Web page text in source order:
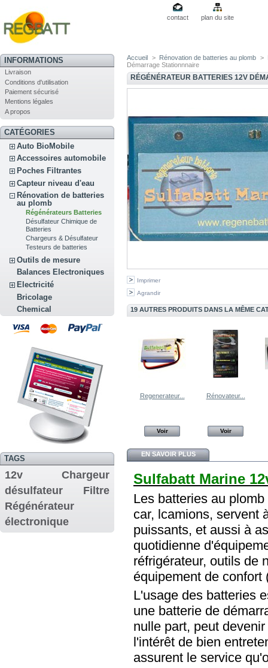
contact plan du site
INFORMATIONS
Livraison
Conditions d'utilisation
Paiement sécurisé
Mentions légales
A propos
CATÉGORIES
Auto BioMobile
Accessoires automobile
Poches Filtrantes
Capteur niveau d'eau
Rénovation de batteries
au plomb
Régénérateurs Batteries
Désulfateur Chimique de
Batteries
Chargeurs & Désulfateur
Testeurs de batteries
Outils de mesure
Balances Electroniques
Electricité
Bricolage
Chemical
TAGS
12v
Chargeur
désulfateur
Filtre
Régénérateur
électronique
Accueil > Rénovation de batteries au plomb >
Démarrage Stationnnaire
RÉGÉNÉRATEUR BATTERIES 12V
Imprimer
Agrandir
19 AUTRES PRODUITS DANS LA MÊME
Regenerateur...
Voir
Rénovateur...
Voir
EN SAVOIR PLUS
Sulfabatt Marine
Les batteries au
car, lcamions, servent
puissants, et aussi à
quotidienne
réfrigérateur, outils de
équipement de confort
L'usage des batteries
une batterie de
nulle part, peut
l'intérêt de bien
assurent le service